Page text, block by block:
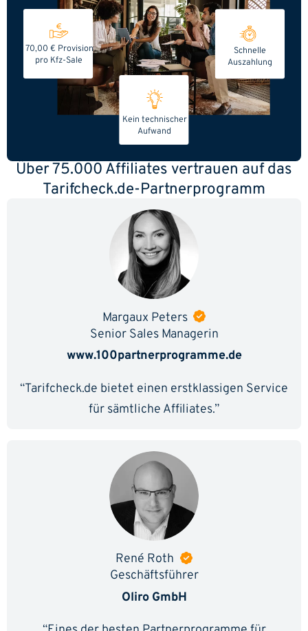
Kein technischer
Aufwand
Schnelle
Auszahlung
70,00 € Provision
pro Kfz-Sale
Über 75.000 Affiliates vertrauen auf das
Tarifcheck.de-Partnerprogramm
Margaux Peters
Senior Sales Managerin
www.100partnerprogramme.de
“Tarifcheck.de bietet einen erstklassigen Service
für sämtliche Affiliates.”
René Roth
Geschäftsführer
Oliro GmbH